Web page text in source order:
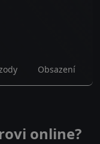
Obsazení
online?